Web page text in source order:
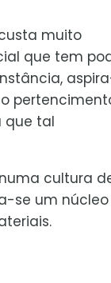
muito
que tem
que tal
cultura
se um núcleo